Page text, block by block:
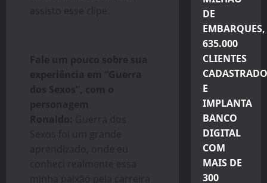
assisto esse clipe.
Fale um pouco sobre sua
experiência em “Guerra
dos Sexos”, com o
personagem
Ronaldo: Guerra dos
Sexos foi um grande
aprendizado, onde eu
conheci realmente essa
minha paixão pela carreira
DE
EMBARQUES,
635.000
CLIENTES
E
IMPLANTA
BANCO
DIGITAL
COM
MAIS DE
300